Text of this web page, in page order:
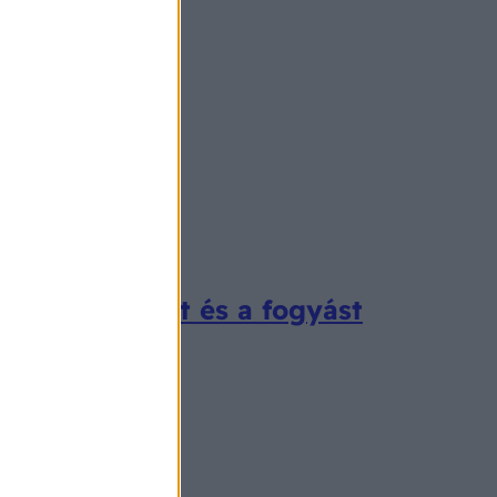
izomépítést és a fogyást